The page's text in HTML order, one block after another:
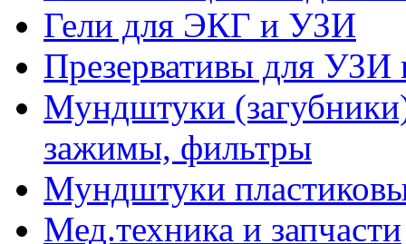
Гели для ЭКГ и УЗИ
Презервативы для УЗИ
Мундштуки
зажимы, фильтры
Мундштуки
Мед.техника и запчасти